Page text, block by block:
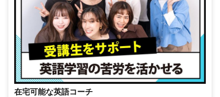
在宅可能な英語コーチ